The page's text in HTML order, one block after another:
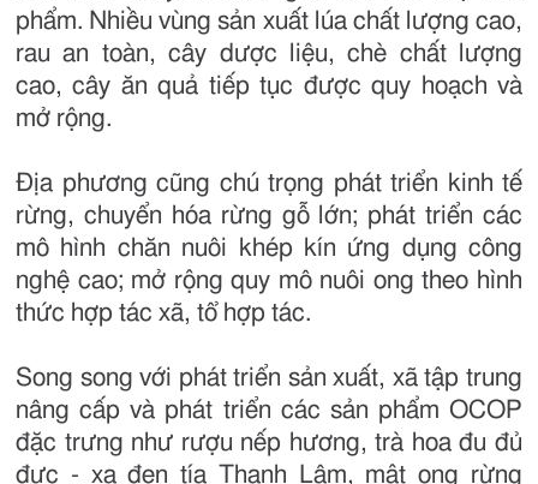
phẩm. Nhiều vùng sản xuất lúa chất lượng cao,
rau an toàn, cây dược liệu, chè chất lượng
cao, cây ăn quả tiếp tục được quy hoạch và
mở rộng.
Địa phương cũng chú trọng phát triển kinh tế
rừng, chuyển hóa rừng gỗ lớn; phát triển các
mô hình chăn nuôi khép kín ứng dụng công
nghệ cao; mở rộng quy mô nuôi ong theo hình
thức hợp tác xã, tổ hợp tác.
Song song với phát triển sản xuất, xã tập trung
nâng cấp và phát triển các sản phẩm OCOP
đặc trưng như rượu nếp hương, trà hoa đu đủ
đực - xạ đen tía Thanh Lâm, mật ong rừng